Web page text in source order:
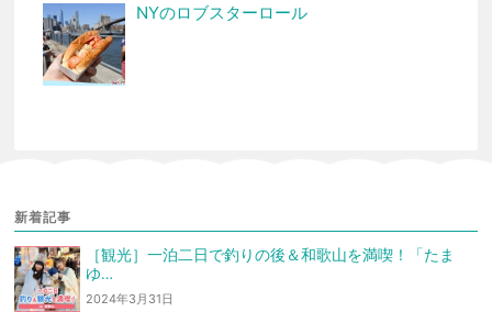
NYのロブスターロール
新着記事
［観光］一泊二日で釣りの後＆和歌山を満喫！「たま
ゆ…
2024年3月31日